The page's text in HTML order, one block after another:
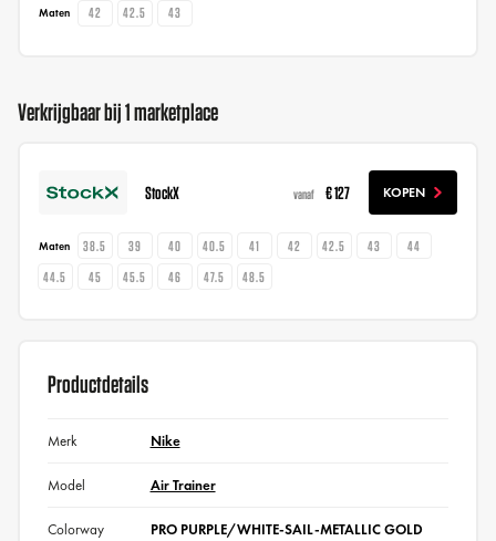
Maten 42 42.5 43
Verkrijgbaar bij 1 marketplace
StockX vanaf € 127 KOPEN
Maten 38.5 39 40 40.5 41 42 42.5 43
44
44.5
45 45.5 46 47.5 48.5
Productdetails
Merk Nike
Model Air Trainer
Colorway PRO PURPLE/WHITE-SAIL-METALLIC GOLD